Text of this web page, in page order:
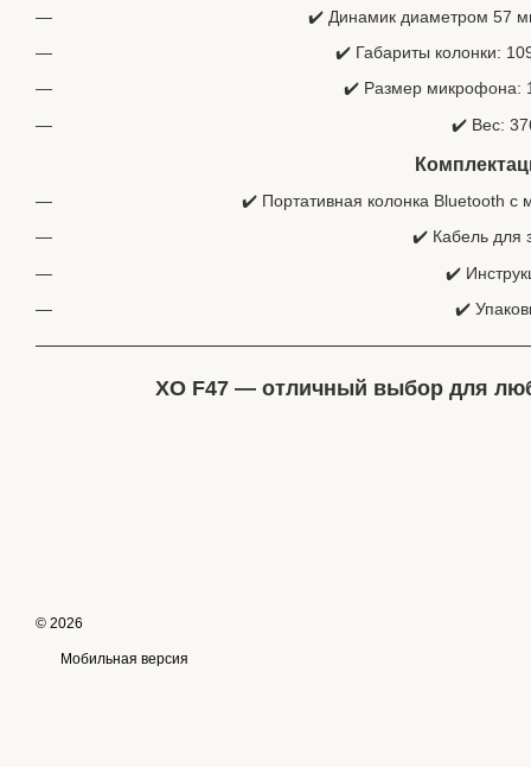
✔️ Динамик диаметром 57
✔️ Габариты колонки:
✔️ Размер микрофона:
✔️ Вес:
✔️ Портативная колонка Bluetooth
✔️ Кабель для
✔️
✔️
XO F47 — отличный выбор для
© 2026
Мобильная версия